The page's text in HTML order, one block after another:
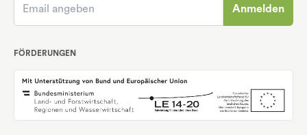
Anmelden
FÖRDERUNGEN